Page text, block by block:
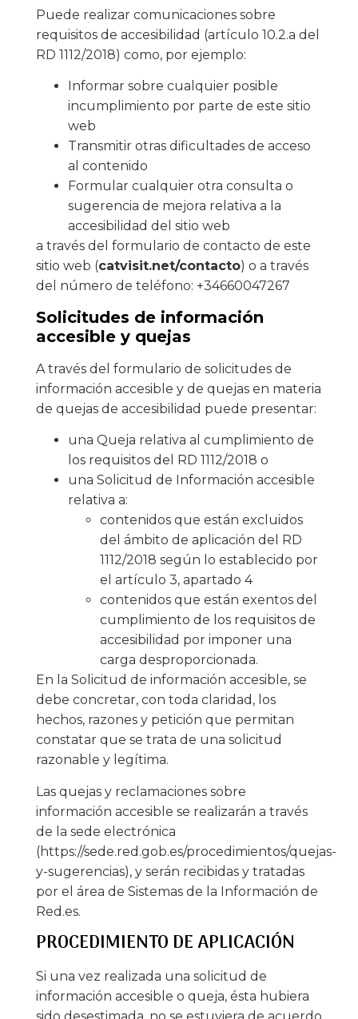
Puede realizar comunicaciones sobre
requisitos de accesibilidad (artículo 10.2.a del
RD 1112/2018) como, por ejemplo:
Informar sobre cualquier posible
incumplimiento por parte de este sitio
web
Transmitir otras dificultades de acceso
al contenido
Formular cualquier otra consulta o
sugerencia de mejora relativa a la
accesibilidad del sitio web
a través del formulario de contacto de este
sitio web (catvisit.net/contacto) o a través
del número de teléfono: +34660047267
Solicitudes de información
accesible y quejas
A través del formulario de solicitudes de
información accesible y de quejas en materia
de quejas de accesibilidad puede presentar:
una Queja relativa al cumplimiento de
los requisitos del RD 1112/2018 o
una Solicitud de Información accesible
relativa a:
contenidos que están excluidos
del ámbito de aplicación del RD
1112/2018 según lo establecido por
el artículo 3, apartado 4
contenidos que están exentos del
cumplimiento de los requisitos de
accesibilidad por imponer una
carga desproporcionada.
En la Solicitud de información accesible, se
debe concretar, con toda claridad, los
hechos, razones y petición que permitan
constatar que se trata de una solicitud
razonable y legítima.
Las quejas y reclamaciones sobre
información accesible se realizarán a través
de la sede electrónica
(https://sede.red.gob.es/procedimientos/quejas-
y-sugerencias), y serán recibidas y tratadas
por el área de Sistemas de la Información de
Red.es.
PROCEDIMIENTO DE APLICACIÓN
Si una vez realizada una solicitud de
información accesible o queja, ésta hubiera